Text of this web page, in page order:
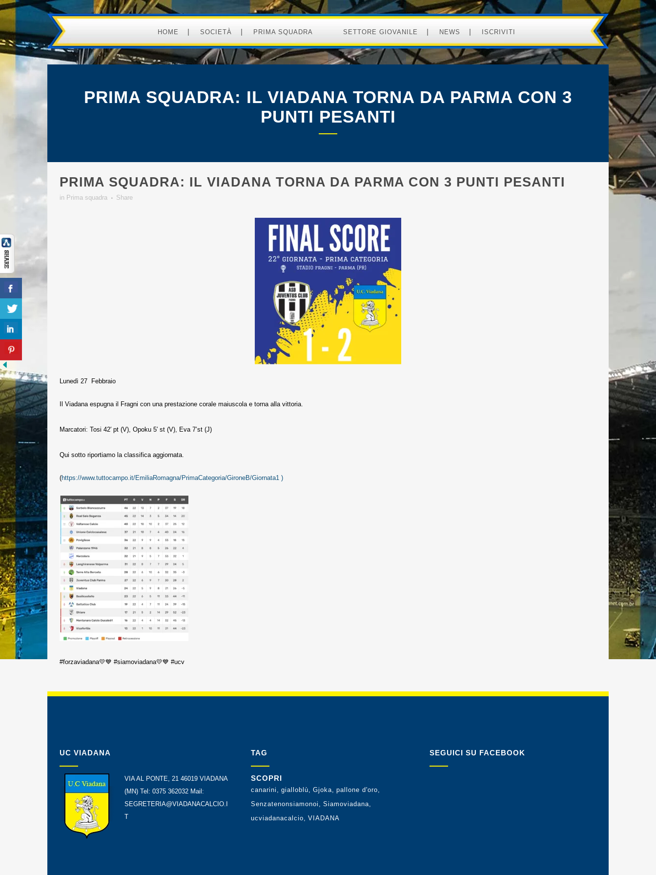
HOME SOCIETÀ PRIMA SQUADRA SETTORE GIOVANILE NEWS ISCRIVITI
PRIMA SQUADRA: IL VIADANA TORNA DA PARMA CON 3
PUNTI PESANTI
PRIMA SQUADRA: IL VIADANA TORNA DA PARMA CON 3 PUNTI PESANTI
in Prima squadra Share
Lunedì 27 Febbraio
Il Viadana espugna il Fragni con una prestazione corale maiuscola e torna alla vittoria.
Marcatori: Tosi 42′ pt (V), Opoku 5′ st (V), Eva 7’st (J)
Qui sotto riportiamo la classifica aggiornata.
(https://www.tuttocampo.it/EmiliaRomagna/PrimaCategoria/GironeB/Giornata1 )
#forzaviadana💛💙 #siamoviadana💛💙 #ucv
UC VIADANA
VIA AL PONTE, 21 46019 VIADANA
(MN) Tel: 0375 362032 Mail:
SEGRETERIA@VIADANACALCIO.I
T
TAG
SCOPRI
canarini gialloblù Gjoka
pallone d'oro
Senzatenonsiamonoi
Siamoviadana
ucviadanacalcio
VIADANA
SEGUICI SU FACEBOOK